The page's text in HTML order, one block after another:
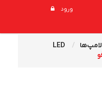
ورود
لامپ‌ها
LED